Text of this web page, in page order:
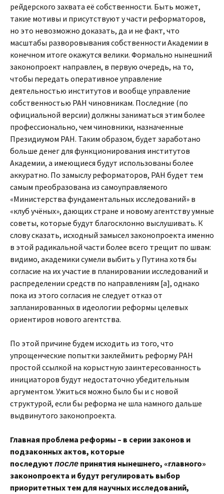
рейдерского захвата её собственности. Быть может,
такие мотивы и присутствуют у части реформаторов,
но это невозможно доказать, да и не факт, что
масштабы разворовывания собственности Академии в
конечном итоге окажутся велики. Формально нынешний
законопроект направлен, в первую очередь, на то,
чтобы передать оперативное управление
деятельностью институтов и вообще управление
собственностью РАН чиновникам. Последние (по
официальной версии) должны заниматься этим более
профессионально, чем чиновники, назначенные
Президиумом РАН. Таким образом, будет заработано
больше денег для функционирования институтов
Академии, а имеющиеся будут использованы более
аккуратно. По замыслу реформаторов, РАН будет тем
самым преобразована из самоуправляемого
«Министерства фундаментальных исследований» в
«клуб учёных», дающих стране и новому агентству умные
советы, которые будут благосклонно выслушивать. К
слову сказать, исходный замысел законопроекта именно
в этой радикальной части более всего трещит по швам:
видимо, академики сумели выбить у Путина хотя бы
согласие на их участие в планировании исследований и
распределении средств по направлениям [a], однако
пока из этого согласия не следует отказ от
запланированных в идеологии реформы целевых
ориентиров нового агентства.
По этой причине будем исходить из того, что
упрощенческие попытки заклеймить реформу РАН
простой ссылкой на корыстную заинтересованность
инициаторов будут недостаточно убедительным
аргументом. Ужиться можно было бы и с новой
структурой, если бы реформа не шла намного дальше
выдвинутого законопроекта.
Главная проблема реформы – в серии законов и
подзаконных актов, которые
последуют после принятия нынешнего, «главного»
законопроекта и будут регулировать выбор
приоритетных тем для научных исследований,